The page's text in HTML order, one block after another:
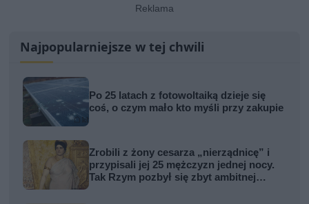
Najpopularniejsze w tej chwili
Po 25 latach z fotowoltaiką dzieje się
coś, o czym mało kto myśli przy zakupie
Zrobili z żony cesarza „nierządnicę” i
przypisali jej 25 mężczyzn jednej nocy.
Tak Rzym pozbył się zbyt ambitnej